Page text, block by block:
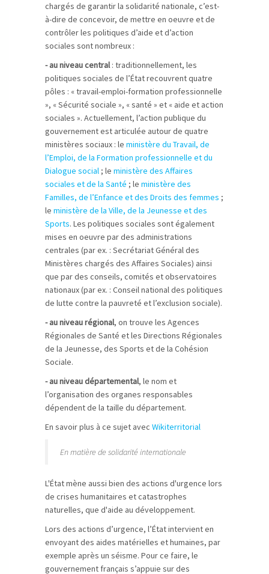
chargés de garantir la solidarité nationale, c’est-
à-dire de concevoir, de mettre en oeuvre et de
contrôler les politiques d’aide et d’action
sociales sont nombreux :
- au niveau central: traditionnellement, les
politiques sociales de l’État recouvrent quatre
pôles : « travail-emploi-formation professionnelle
», « Sécurité sociale », « santé » et « aide et action
sociales ». Actuellement, l’action publique du
gouvernement est articulée autour de quatre
ministères sociaux : le ministère du Travail, de
l’Emploi, de la Formation professionnelle et du
Dialogue social ; le ministère des Affaires
sociales et de la Santé ; le ministère des
Familles, de l’Enfance et des Droits des femmes ;
le ministère de la Ville, de la Jeunesse et des
Sports. Les politiques sociales sont également
mises en oeuvre par des administrations
centrales (par ex. : Secrétariat Général des
Ministères chargés des Affaires Sociales) ainsi
que par des conseils, comités et observatoires
nationaux (par ex. : Conseil national des politiques
de lutte contre la pauvreté et l’exclusion sociale).
- au niveau régional, on trouve les Agences
Régionales de Santé et les Directions Régionales
de la Jeunesse, des Sports et de la Cohésion
Sociale.
- au niveau départemental, le nom et
l’organisation des organes responsables
dépendent de la taille du département.
En savoir plus à ce sujet avec Wikiterritorial
En matière de solidarité internationale
L'État mène aussi bien des actions d'urgence lors
de crises humanitaires et catastrophes
naturelles, que d'aide au développement.
Lors des actions d’urgence, l’État intervient en
envoyant des aides matérielles et humaines, par
exemple après un séisme. Pour ce faire, le
gouvernement français s’appuie sur des